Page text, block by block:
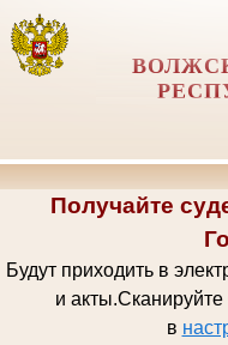
Получайте
Будут приходить в
и акты.
в